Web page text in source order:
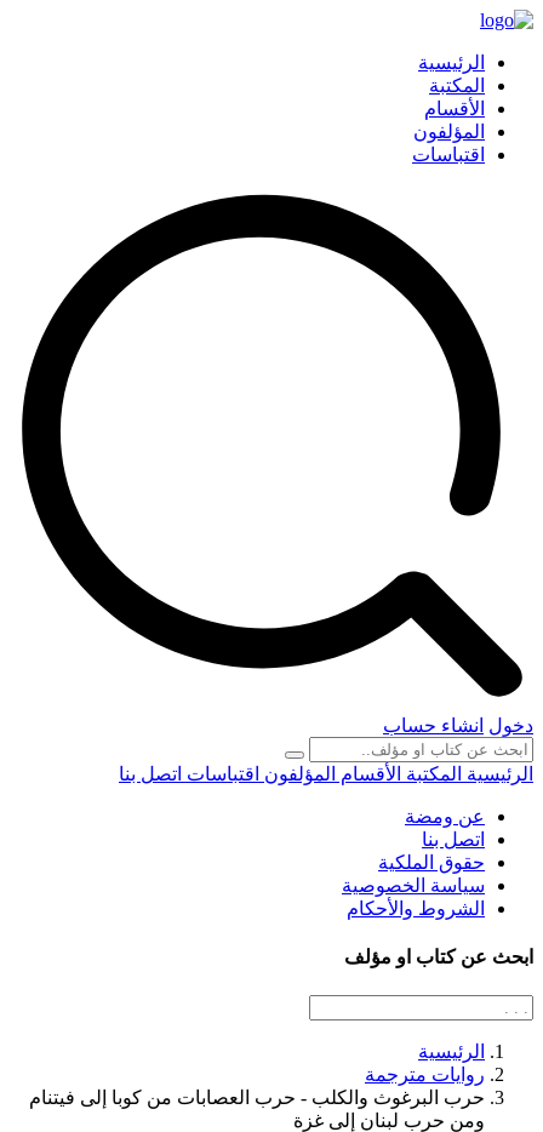
الرئيسية
المكتبة
الأقسام
المؤلفون
اقتباسات
دخول انشاء حساب
الرئيسية المكتبة الأقسام المؤلفون اقتباسات اتصل بنا
عن ومضة
اتصل بنا
حقوق الملكية
سياسة الخصوصية
الشروط والأحكام
ابحث عن كتاب او مؤلف
الرئيسية
روايات مترجمة
حرب البرغوث والكلب - حرب العصابات من كوبا إلى فيتنام
ومن حرب لبنان إلى غزة